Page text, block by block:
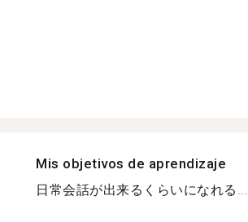
Mis objetivos de aprendizaje
日常会話が出来るくらいになれる...